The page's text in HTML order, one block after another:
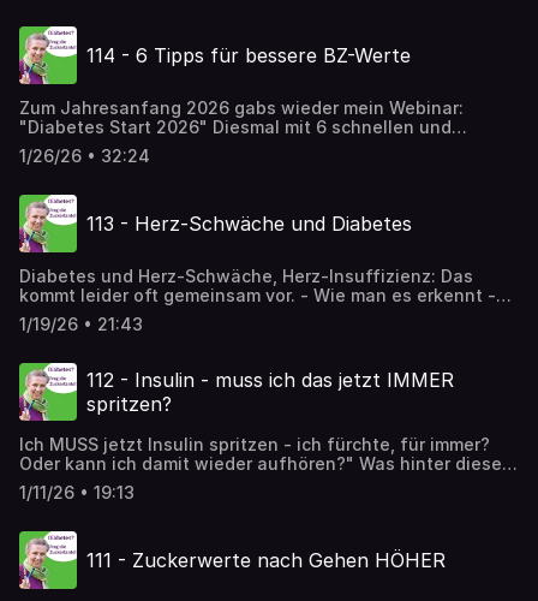
Amrein, Fachärztin für Innere Medizin Mit Tipps zur
Diagnose, zur Behandlung und zu allem, was man selbst
tun kann: mit ihrer ehrlichen Einschätzung, was wirklich
nicht.
114 - 6 Tipps für bessere BZ-Werte
Zum Jahresanfang 2026 gabs wieder mein Webinar:
"Diabetes Start 2026" Diesmal mit 6 schnellen und
einfachen Tipps für bessere BZ-Werte, die ich nun auch
hier im Podcast teile.
1/26/26 • 32:24
113 - Herz-Schwäche und Diabetes
Diabetes und Herz-Schwäche, Herz-Insuffizienz: Das
kommt leider oft gemeinsam vor. - Wie man es erkennt -
Welche Untersuchungen Sie brauchen (im Labor auch NT-
pro-BNP machen lassen) - Wie man es behandelt - Was
Zuckertante: https://app.zuckertante.at
1/19/26 • 21:43
112 - Insulin - muss ich das jetzt IMMER
spritzen?
Ich MUSS jetzt Insulin spritzen - ich fürchte, für immer?
Oder kann ich damit wieder aufhören?" Was hinter dieser
Frage steckt - und wie man ein bisschen besser damit
zurecht kommen kann.
1/11/26 • 19:13
111 - Zuckerwerte nach Gehen HÖHER